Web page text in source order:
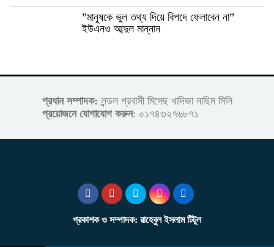
”মানুষকে ভুল তথ্য দিয়ে বিপদে ফেলাবেন না”
ইউএনও আব্দুল মান্নান
প্রধান সম্পাদক: লন্ডল প্রবাসী মিসেছ খাদিজা নাছিম মিলি
প্রয়োজনে যোগাযোগ করুন: ০১৭৪৩২৭৬৮৭১
প্রকাশক ও সম্পাদক: রাহেবুল ইসলাম টিটুল